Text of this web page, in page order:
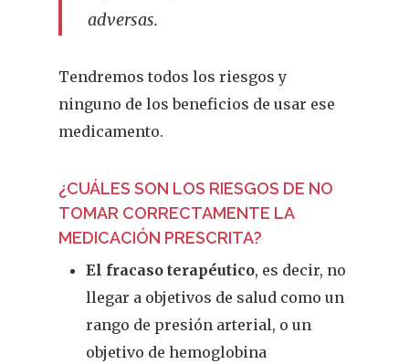
adversas.
Tendremos todos los riesgos y
ninguno de los beneficios de usar ese
medicamento.
¿CUÁLES SON LOS RIESGOS DE NO
TOMAR CORRECTAMENTE LA
MEDICACIÓN PRESCRITA?
El fracaso terapéutico, es decir, no
llegar a objetivos de salud como un
rango de presión arterial, o un
objetivo de hemoglobina